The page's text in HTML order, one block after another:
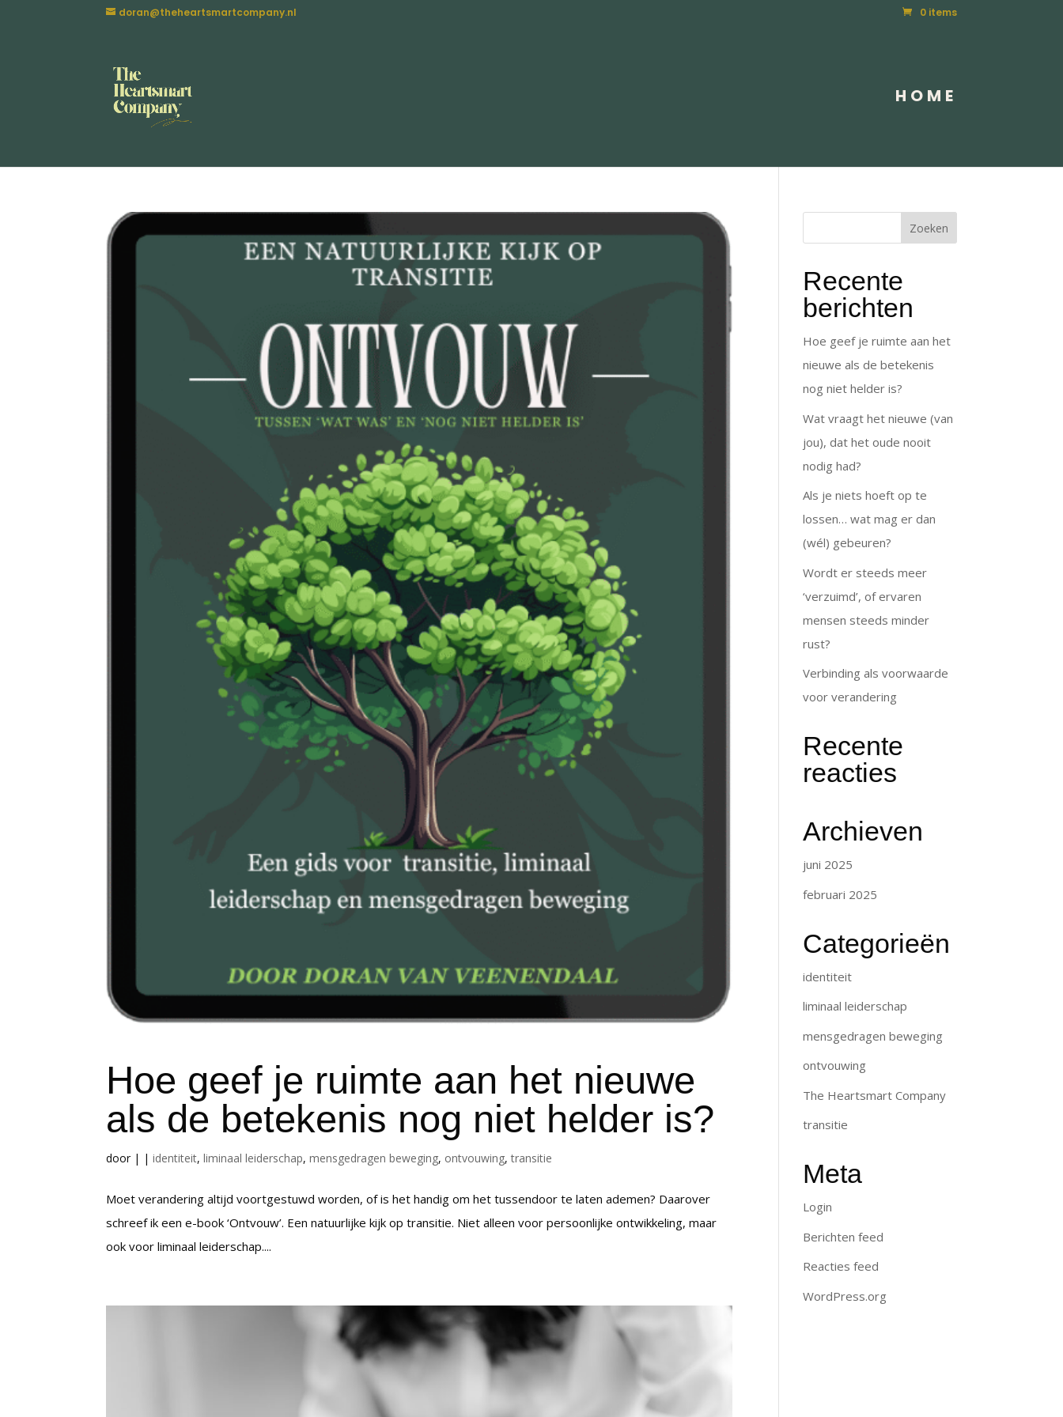
doran@theheartsmartcompany.nl 0 items
HOME
Hoe geef je ruimte aan het nieuwe
als de betekenis nog niet helder is?
door | |identiteit,liminaal leiderschap,mensgedragen beweging, ontvouwing,transitie
Moet verandering altijd voortgestuwd worden, of is het handig om het tussendoor te laten ademen? Daarover
schreef ik een e-book ‘Ontvouw’. Een natuurlijke kijk op transitie. Niet alleen voor persoonlijke ontwikkeling, maar
ook voor liminaal leiderschap....
Recente
berichten
Hoe geef je ruimte aan het
nieuwe als de betekenis
nog niet helder is?
Wat vraagt het nieuwe (van
jou), dat het oude nooit
nodig had?
Als je niets hoeft op te
lossen… wat mag er dan
(wél) gebeuren?
Wordt er steeds meer
‘verzuimd’, of ervaren
mensen steeds minder
rust?
Verbinding als voorwaarde
voor verandering
Recente
reacties
Archieven
juni 2025
februari 2025
Categorieën
identiteit
liminaal leiderschap
mensgedragen beweging
ontvouwing
The Heartsmart Company
transitie
Meta
Login
Berichten feed
Reacties feed
WordPress.org